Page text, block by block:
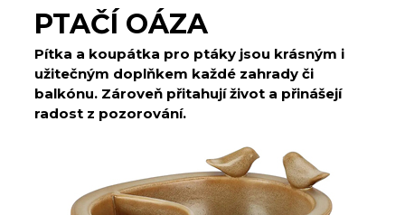
PTAČÍ OÁZA
Pítka a koupátka pro ptáky jsou krásným i
užitečným doplňkem každé zahrady či
balkónu. Zároveň přitahují život a přinášejí
radost z pozorování.